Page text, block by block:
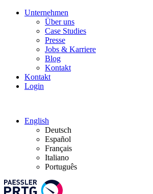
Unternehmen
Über uns
Case Studies
Presse
Jobs & Karriere
Blog
Kontakt
Kontakt
Login
English
Deutsch
Español
Français
Italiano
Português